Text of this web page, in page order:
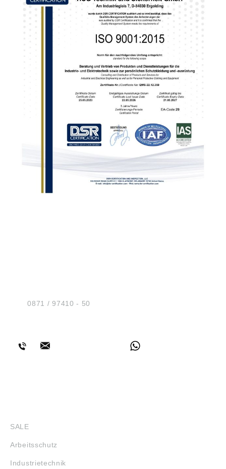
Tel.:0871 / 97410 - 50
SALE
Arbeitsschutz
Industrietechnik